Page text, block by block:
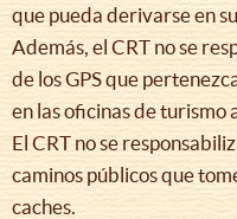
que pueda derivarse en
Además, el CRT no se
de los GPS que
en las oficinas de turismo
El CRT no se
caminos públicos que
caches.